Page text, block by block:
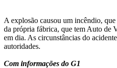
A explosão causou um incêndio,
da própria fábrica, que tem Auto de
em dia. As circunstâncias do
autoridades.
Com informações do G1